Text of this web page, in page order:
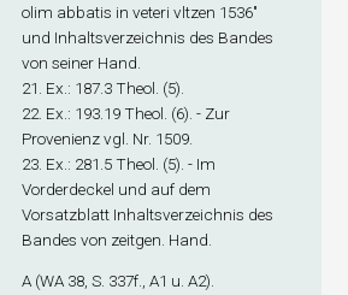
olim abbatis in veteri vltzen 1536"
und Inhaltsverzeichnis des Bandes
von seiner Hand.
21. Ex .: 187.3 Theol. (5).
22. Ex .: 193.19 Theol. (6). - Zur
Provenienz vgl. Nr. 1509.
23. Ex .: 281.5 Theol. (5). - Im
Vorderdeckel und auf dem
Vorsatzblatt Inhaltsverzeichnis des
Bandes von zeitgen. Hand.
A (WA 38, S. 337f., A1 u. A2).